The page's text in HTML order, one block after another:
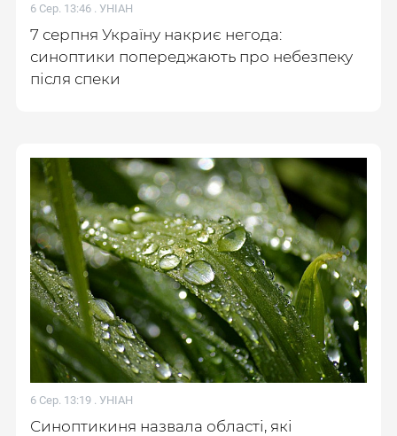
6 Сер. 13:46 . УНІАН
7 серпня Україну накриє негода:
синоптики попереджають про небезпеку
після спеки
6 Сер. 13:19 . УНІАН
Синоптикиня назвала області, які